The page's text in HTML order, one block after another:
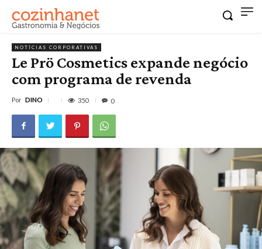
NOTÍCIAS CORPORATIVAS
Le Prö Cosmetics expande negócio
com programa de revenda
Por DINO 350 0